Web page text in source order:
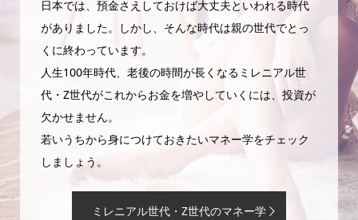
日本では、預金さえしておけば大丈夫といわれる時代
がありました。しかし、そんな時代は親の世代でとっ
くに終わっています。
人生100年時代、老後の時間が長くなるミレニアル世
代・Z世代がこれからお金を増やしていくには、投資が
欠かせません。
若いうちから身につけておきたいマネー学をチェック
しましょう。
ミレニアル世代・Z世代のマネー学